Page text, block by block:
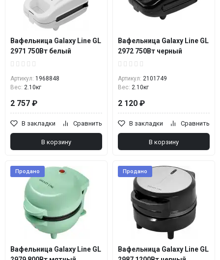
Вафельница Galaxy Line GL
2971 750Вт белый
Артикул: 1968848
Вес: 2.10кг
2 757 ₽
В закладки Сравнить
В корзину
Вафельница Galaxy Line GL
2972 750Вт черный
Артикул: 2101749
Вес: 2.10кг
2 120 ₽
В закладки Сравнить
В корзину
Продано
Вафельница Galaxy Line GL
Продано
Вафельница Galaxy Line GL